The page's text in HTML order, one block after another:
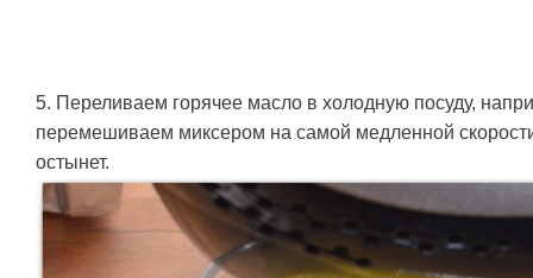
5. Переливаем горячее масло в холодную посуду,
перемешиваем миксером на самой медленной
остынет.